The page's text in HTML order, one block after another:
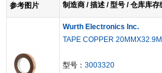
参考图片 制造商 / 描述 / 型号 / 仓库库存
Wurth Electronics Inc.
TAPE COPPER 20MMX32.9M
型号： 3003320